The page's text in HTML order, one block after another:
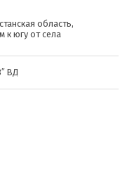
область,
к югу от села
ВД